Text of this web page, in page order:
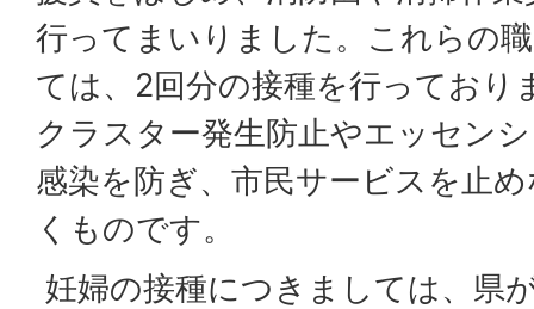
行ってまいりました。これらの
ては、2回分の接種を行っており
クラスター発生防止やエッセン
感染を防ぎ、市民サービスを止
くものです。
妊婦の接種につきましては、県